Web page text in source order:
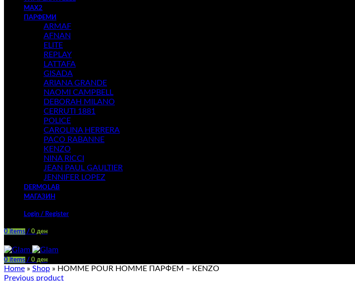
MAX2
ПАРФЕМИ
ARMAF
AFNAN
ELITE
REPLAY
LATTAFA
GISADA
ARIANA GRANDE
NAOMI CAMPBELL
DEBORAH MILANO
CERRUTI 1881
POLICE
CAROLINA HERRERA
PACO RABANNE
KENZO
NINA RICCI
JEAN PAUL GAULTIER
JENNIFER LOPEZ
DERMOLAB
МАГАЗИН
Login / Register
0 items / 0 ден
0 items / 0 ден
Home » Shop » HOMME POUR HOMME ПАРФЕМ – KENZO
Previous product